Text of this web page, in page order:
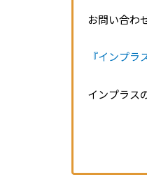
お問い合わ
『インプラ
インプラス